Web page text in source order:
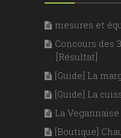
mesures et
Concours des
[Résultat]
[Guide] La
[Guide] La
La
[Boutique]